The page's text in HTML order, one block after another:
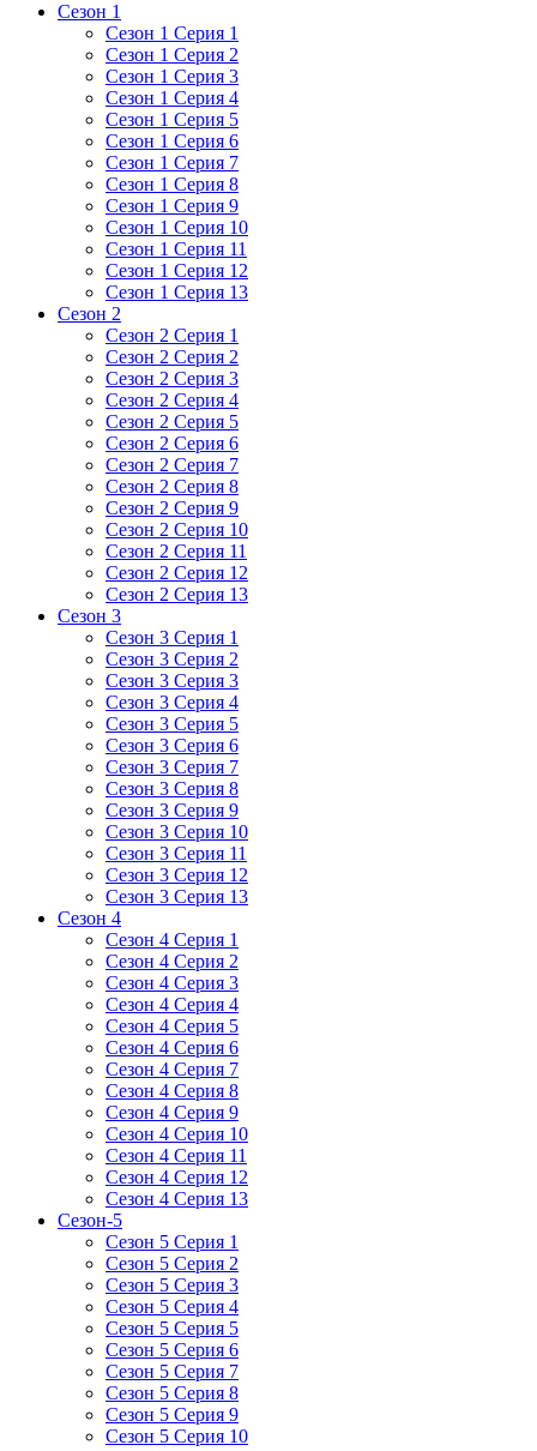
Сезон 1
Сезон 1 Серия 1
Сезон 1 Серия 2
Сезон 1 Серия 3
Сезон 1 Серия 4
Сезон 1 Серия 5
Сезон 1 Серия 6
Сезон 1 Серия 7
Сезон 1 Серия 8
Сезон 1 Серия 9
Сезон 1 Серия 10
Сезон 1 Серия 11
Сезон 1 Серия 12
Сезон 1 Серия 13
Сезон 2
Сезон 2 Серия 1
Сезон 2 Серия 2
Сезон 2 Серия 3
Сезон 2 Серия 4
Сезон 2 Серия 5
Сезон 2 Серия 6
Сезон 2 Серия 7
Сезон 2 Серия 8
Сезон 2 Серия 9
Сезон 2 Серия 10
Сезон 2 Серия 11
Сезон 2 Серия 12
Сезон 2 Серия 13
Сезон 3
Сезон 3 Серия 1
Сезон 3 Серия 2
Сезон 3 Серия 3
Сезон 3 Серия 4
Сезон 3 Серия 5
Сезон 3 Серия 6
Сезон 3 Серия 7
Сезон 3 Серия 8
Сезон 3 Серия 9
Сезон 3 Серия 10
Сезон 3 Серия 11
Сезон 3 Серия 12
Сезон 3 Серия 13
Сезон 4
Сезон 4 Серия 1
Сезон 4 Серия 2
Сезон 4 Серия 3
Сезон 4 Серия 4
Сезон 4 Серия 5
Сезон 4 Серия 6
Сезон 4 Серия 7
Сезон 4 Серия 8
Сезон 4 Серия 9
Сезон 4 Серия 10
Сезон 4 Серия 11
Сезон 4 Серия 12
Сезон 4 Серия 13
Сезон-5
Сезон 5 Серия 1
Сезон 5 Серия 2
Сезон 5 Серия 3
Сезон 5 Серия 4
Сезон 5 Серия 5
Сезон 5 Серия 6
Сезон 5 Серия 7
Сезон 5 Серия 8
Сезон 5 Серия 9
Сезон 5 Серия 10